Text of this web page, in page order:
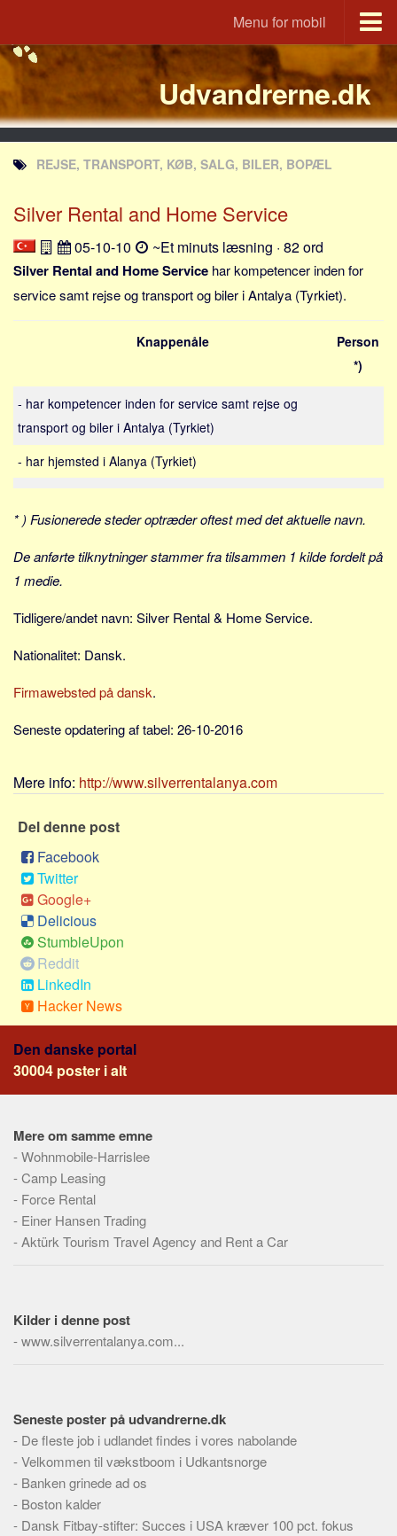
Menu for mobil
Portal
Udvandrerne.dk
Utvandrerne.no
Utvandrarna.se
Tyskland.dk
England.dk
JLKM.dk
Lande
Tyrkiet
Sverige
Norge
Thailand
Italien
Grækenland
Job
Virksomhed
Pension og opsparing
Social sikring og sundhed
Transport
Alle
Aspekter
Køb og salg
Økonomi
Jura og regler
Skatter og afgifter
Statistik
Praktisk
Alle
Dokumenttyper
Emner
Skribenter
Personer
Om
Webstedet
Tekstannoncer
Bannere
Hjælp
Udvandrerne.dk
REJSE, TRANSPORT, KØB, SALG, BILER, BOPÆL
Silver Rental and Home Service
05-10-10 ~Et minuts læsning · 82 ord
Silver Rental and Home Service har kompetencer inden for
service samt rejse og transport og biler i Antalya (Tyrkiet).
Knappenåle
Person
*)
- har kompetencer inden for service samt rejse og
transport og biler i Antalya (Tyrkiet)
- har hjemsted i Alanya (Tyrkiet)
* ) Fusionerede steder optræder oftest med det aktuelle navn.
De anførte tilknytninger stammer fra tilsammen 1 kilde fordelt på
1 medie.
Tidligere/andet navn: Silver Rental & Home Service.
Nationalitet: Dansk.
Firmawebsted på dansk.
Seneste opdatering af tabel: 26-10-2016
Mere info: http://www.silverrentalanya.com
Del denne post
Facebook
Twitter
Google+
Delicious
StumbleUpon
Reddit
LinkedIn
Hacker News
Den danske portal
30004 poster i alt
Mere om samme emne
-Wohnmobile-Harrislee
-Camp Leasing
- Force Rental
- Einer Hansen Trading
-Aktürk Tourism Travel Agency and Rent a Car
Kilder i denne post
-www.silverrentalanya.com...
Seneste poster på udvandrerne.dk
- De fleste job i udlandet findes i vores nabolande
-Velkommen til vækstboom i Udkantsnorge
- Banken grinede ad os
- Boston kalder
- Dansk Fitbay-stifter: Succes i USA kræver 100 pct. fokus